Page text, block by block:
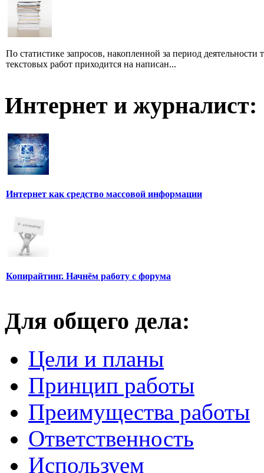
По статистике запросов, накопленной за период
текстовых работ приходится на написан...
Интернет и журналист:
Интернет как средство массовой информации
Копирайтинг. Начнём работу с форума
Для общего дела:
Цели и планы
Принцип работы
Преимущества работы
Ответственность
Используем